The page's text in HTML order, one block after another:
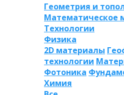
Геометрия и
Математическое
Технологии
Физика
2D материалы
технологии
Фотоника
Химия